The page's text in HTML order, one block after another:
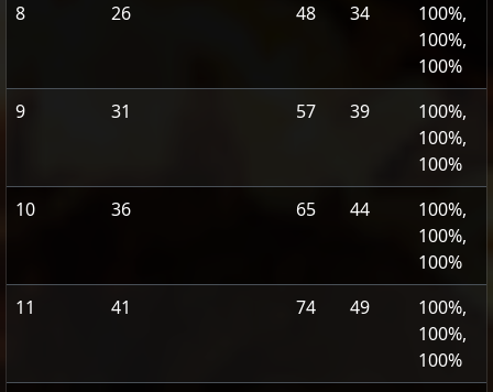
8
26 48 34
100%,
100%,
100%
9
31 57 39
100%,
100%,
100%
10
36 65 44
100%,
100%,
100%
11
41 74 49
100%,
100%,
100%